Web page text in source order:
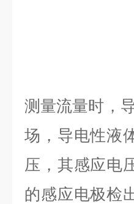
测量流量时，
场，导电性液
压，其感应电
的感应电极检